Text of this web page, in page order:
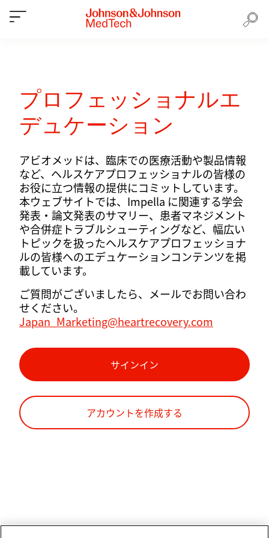
プロフェッショナルエ
デュケーション
アビオメッドは、臨床での医療活動や製品情報
など、ヘルスケアプロフェッショナルの皆様の
お役に立つ情報の提供にコミットしています。
本ウェブサイトでは、Impella に関連する学会
発表・論文発表のサマリー、患者マネジメント
や合併症トラブルシューティングなど、幅広い
トピックを扱ったヘルスケアプロフェッショナ
ルの皆様へのエデュケーションコンテンツを掲
載しています。
ご質問がございましたら、メールでお問い合わ
せください。
Japan_Marketing@heartrecovery.com